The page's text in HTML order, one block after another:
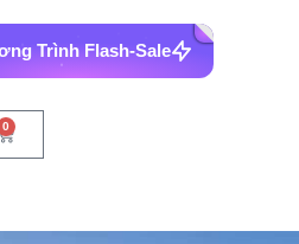
Trình Flash-Sale
0